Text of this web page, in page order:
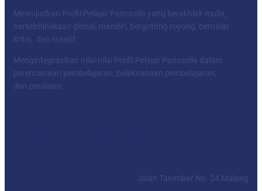
Mewujudkan Profil Pelajar Pancasila yang berakhlak mulia,
berkebhinekaan global, mandiri, bergotong royong, bernalar
kritis, dan kreatif
Mengintegrasikan nilai-nilai Profil Pelajar Pancasila dalam
perencanaan pembelajaran, pelaksanaan pembelajaran,
dan penilaian
Jalan Tanimbar No. 24 Malang